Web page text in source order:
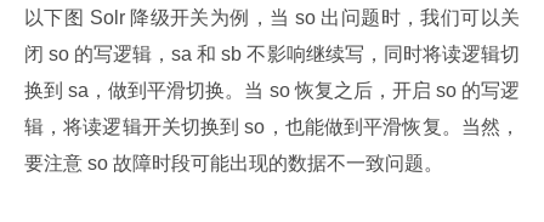
以下图 Solr 降级开关为例，当 so 出问题时，我们可以关
闭 so 的写逻辑，sa 和 sb 不影响继续写，同时将读逻辑切
换到 sa，做到平滑切换。当 so 恢复之后，开启 so 的写逻
辑，将读逻辑开关切换到 so，也能做到平滑恢复。当然，
要注意 so 故障时段可能出现的数据不一致问题。